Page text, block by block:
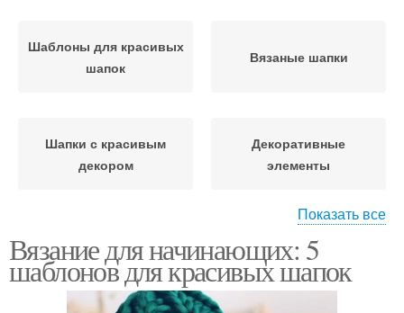
Шаблоны для красивых
шапок
Вязаные шапки
Шапки с красивым
декором
Декоративные
элементы
Шапки для вязания
Элементы на мужских
шапках
Показать все
Вязание для начинающих: 5
шаблонов для красивых шапок